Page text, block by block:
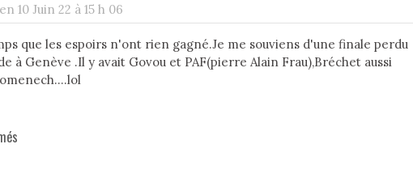
10 Juin 22 à 15 h 06
que les espoirs n'ont rien gagné.Je me souviens d'une finale perdu
à Genève .Il y avait Govou et PAF(pierre Alain Frau),Bréchet aussi